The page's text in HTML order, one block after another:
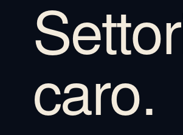
caro.